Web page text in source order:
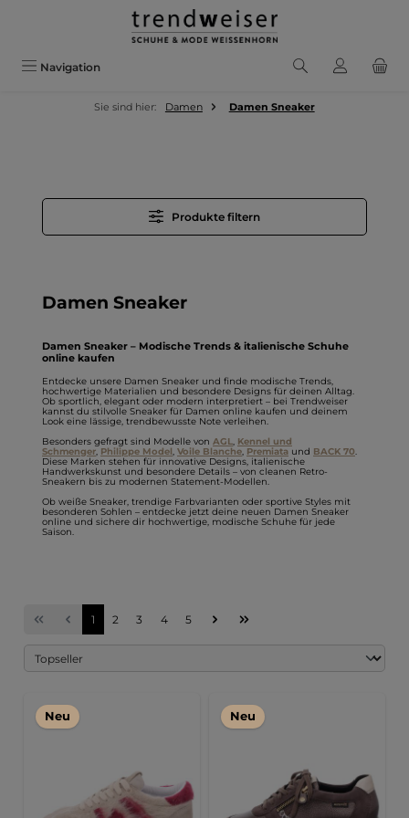
Zum Hauptinhalt springen
Navigation
Sie sind hier: Damen Damen Sneaker
Produkte filtern
Damen Sneaker
Damen Sneaker – Modische Trends & italienische Schuhe
online kaufen
Entdecke unsere Damen Sneaker und finde modische Trends,
hochwertige Materialien und besondere Designs für deinen Alltag.
Ob sportlich, elegant oder modern interpretiert – bei Trendweiser
kannst du stilvolle Sneaker für Damen online kaufen und deinem
Look eine lässige, trendbewusste Note verleihen.
Besonders gefragt sind Modelle von AGL
Kennel und
Schmenger Philippe Model Voile Blanche Premiata und BACK 70
Diese Marken stehen für innovative Designs, italienische
Handwerkskunst und besondere Details – von cleanen Retro-
Sneakern bis zu modernen Statement-Modellen.
Ob weiße Sneaker, trendige Farbvarianten oder sportive Styles mit
besonderen Sohlen – entdecke jetzt deine neuen Damen Sneaker
online und sichere dir hochwertige, modische Schuhe für jede
Saison.
Seite
1 Seite
2 Seite
3 Seite
4 Seite
5
Neu Neu